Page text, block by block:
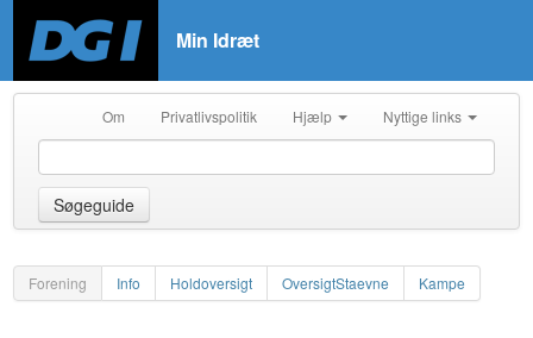
Min Idræt
Om Privatlivspolitik Hjælp Nyttige links
Søgeguide
Forening Info Holdoversigt OversigtStaevne Kampe